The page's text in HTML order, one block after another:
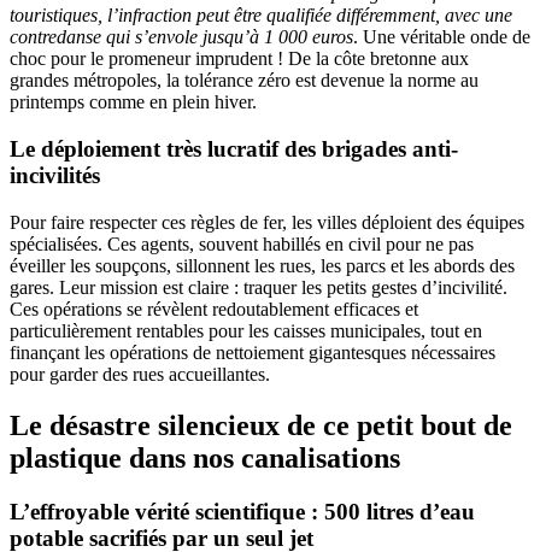
touristiques, l’infraction peut être qualifiée différemment, avec une
contredanse qui s’envole jusqu’à 1 000 euros. Une véritable onde de
choc pour le promeneur imprudent ! De la côte bretonne aux
grandes métropoles, la tolérance zéro est devenue la norme au
printemps comme en plein hiver.
Le déploiement très lucratif des brigades anti-
incivilités
Pour faire respecter ces règles de fer, les villes déploient des équipes
spécialisées. Ces agents, souvent habillés en civil pour ne pas
éveiller les soupçons, sillonnent les rues, les parcs et les abords des
gares. Leur mission est claire : traquer les petits gestes d’incivilité.
Ces opérations se révèlent redoutablement efficaces et
particulièrement rentables pour les caisses municipales, tout en
finançant les opérations de nettoiement gigantesques nécessaires
pour garder des rues accueillantes.
Le désastre silencieux de ce petit bout de
plastique dans nos canalisations
L’effroyable vérité scientifique : 500 litres d’eau
potable sacrifiés par un seul jet